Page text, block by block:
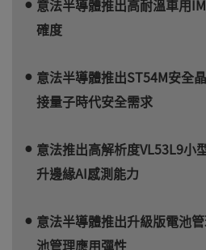
意法半導體推出高耐溫車用
確度
意法半導體推出ST54M安
接量子時代安全需求
意法推出高解析度VL53L9
升邊緣AI感測能力
意法半導體推出升級版電池
池管理應用彈性